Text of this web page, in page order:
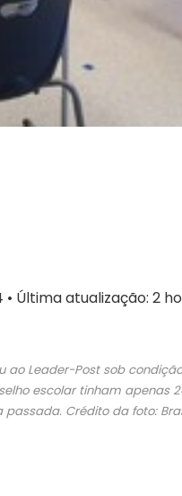
• Última atualização: 2
ao Leader-Post sob
escolar tinham apenas
passada. Crédito da foto: